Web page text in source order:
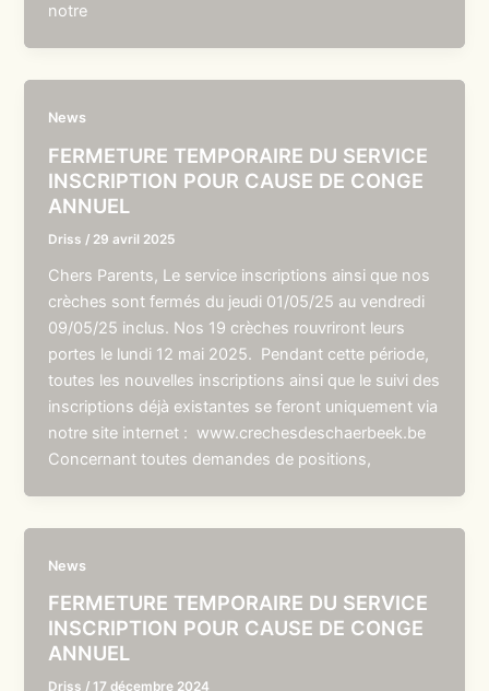
notre
News
FERMETURE TEMPORAIRE DU SERVICE
INSCRIPTION POUR CAUSE DE CONGE
ANNUEL
Driss / 29 avril 2025
Chers Parents, Le service inscriptions ainsi que nos
crèches sont fermés du jeudi 01/05/25 au vendredi
09/05/25 inclus. Nos 19 crèches rouvriront leurs
portes le lundi 12 mai 2025. Pendant cette période,
toutes les nouvelles inscriptions ainsi que le suivi des
inscriptions déjà existantes se feront uniquement via
notre site internet : www.crechesdeschaerbeek.be
Concernant toutes demandes de positions,
News
FERMETURE TEMPORAIRE DU SERVICE
INSCRIPTION POUR CAUSE DE CONGE
ANNUEL
Driss /17 décembre 2024